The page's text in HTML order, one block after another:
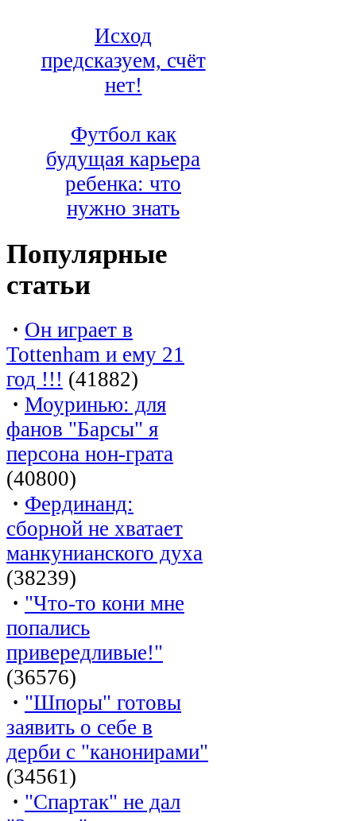
Исход
предсказуем, счёт
нет!
Футбол как
будущая карьера
ребенка: что
нужно знать
Популярные
статьи
· Он играет в
Tottenham и ему 21
год !!! (41882)
· Моуринью: для
фанов "Барсы" я
персона нон-грата
(40800)
· Фердинанд:
сборной не хватает
манкунианского духа
(38239)
· "Что-то кони мне
попались
привередливые!"
(36576)
· "Шпоры" готовы
заявить о себе в
дерби с "канонирами"
(34561)
· "Спартак" не дал